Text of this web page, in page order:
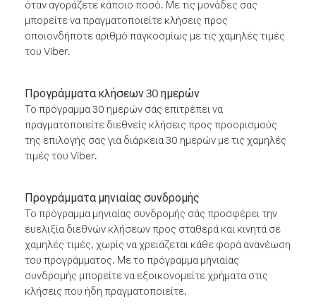
όταν αγοράζετε κάποιο ποσό. Με τις μονάδες σας
μπορείτε να πραγματοποιείτε κλήσεις προς
οποιονδήποτε αριθμό παγκοσμίως με τις χαμηλές τιμές
του Viber.
Προγράμματα κλήσεων 30 ημερών
Το πρόγραμμα 30 ημερών σάς επιτρέπει να
πραγματοποιείτε διεθνείς κλήσεις προς προορισμούς
της επιλογής σας για διάρκεια 30 ημερών με τις χαμηλές
τιμές του Viber.
Προγράμματα μηνιαίας συνδρομής
Το πρόγραμμα μηνιαίας συνδρομής σάς προσφέρει την
ευελιξία διεθνών κλήσεων προς σταθερά και κινητά σε
χαμηλές τιμές, χωρίς να χρειάζεται κάθε φορά ανανέωση
του προγράμματος. Με το πρόγραμμα μηνιαίας
συνδρομής μπορείτε να εξοικονομείτε χρήματα στις
κλήσεις που ήδη πραγματοποιείτε.